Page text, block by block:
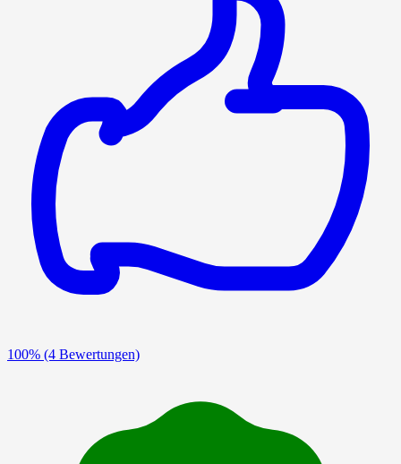
100% (4 Bewertungen)